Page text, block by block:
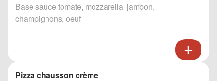
Base sauce tomate, mozzarella, jambon,
champignons, oeuf
Pizza chausson crème